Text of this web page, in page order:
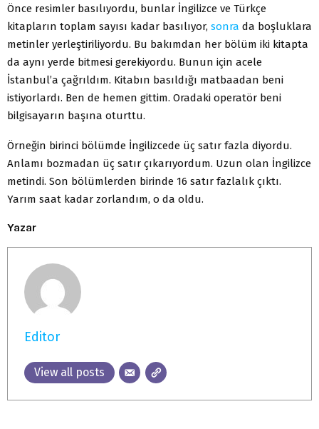
Önce resimler basılıyordu, bunlar İngilizce ve Türkçe
kitapların toplam sayısı kadar basılıyor, sonra da boşluklara
metinler yerleştiriliyordu. Bu bakımdan her bölüm iki kitapta
da aynı yerde bitmesi gerekiyordu. Bunun için acele
İstanbul’a çağrıldım. Kitabın basıldığı matbaadan beni
istiyorlardı. Ben de hemen gittim. Oradaki operatör beni
bilgisayarın başına oturttu.
Örneğin birinci bölümde İngilizcede üç satır fazla diyordu.
Anlamı bozmadan üç satır çıkarıyordum. Uzun olan İngilizce
metindi. Son bölümlerden birinde 16 satır fazlalık çıktı.
Yarım saat kadar zorlandım, o da oldu.
Yazar
Editor
View all posts